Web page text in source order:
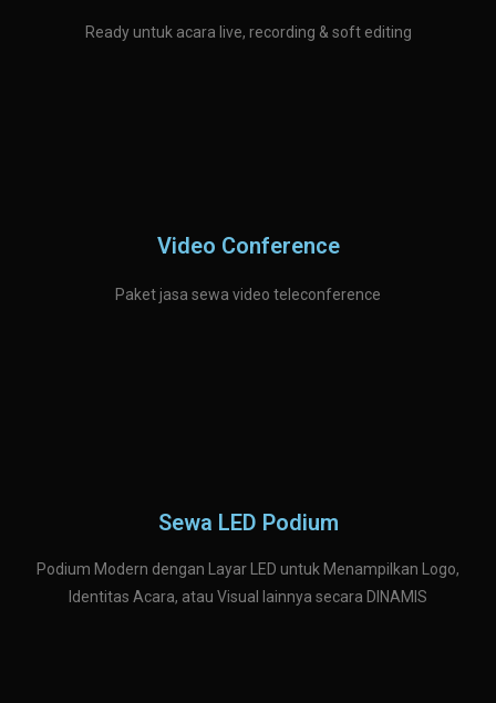
Ready untuk acara live, recording & soft editing
Video Conference
Paket jasa sewa video teleconference
Sewa LED Podium
Podium Modern dengan Layar LED untuk Menampilkan Logo,
Identitas Acara, atau Visual lainnya secara DINAMIS